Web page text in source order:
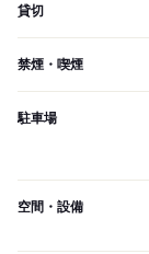
貸切
禁煙・喫煙
駐車場
空間・設備